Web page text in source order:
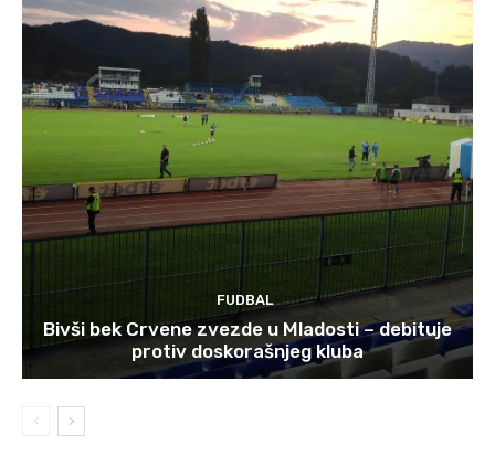
FUDBAL
Bivši bek Crvene zvezde u Mladosti – debituje
protiv doskorašnjeg kluba